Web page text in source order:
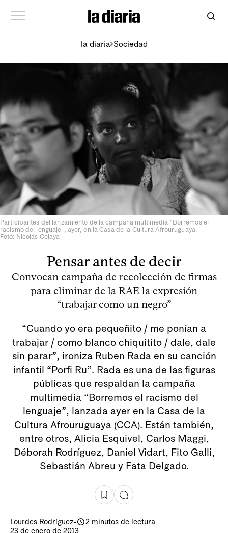
la diaria Sociedad
Participantes del lanzamiento de la campaña multimedia "Borremos el
racismo del lenguaje", ayer, en la Casa de la Cultura Afrouruguaya.
Foto: Nicolás Celaya
Pensar antes de decir
Convocan campaña de recolección de firmas
para eliminar de la RAE la expresión
“trabajar como un negro”
“Cuando yo era pequeñito / me ponían a
trabajar / como blanco chiquitito / dale, dale
sin parar”, ironiza Ruben Rada en su canción
infantil “Porfi Ru”. Rada es una de las figuras
públicas que respaldan la campaña
multimedia “Borremos el racismo del
lenguaje”, lanzada ayer en la Casa de la
Cultura Afrouruguaya (CCA). Están también,
entre otros, Alicia Esquivel, Carlos Maggi,
Déborah Rodríguez, Daniel Vidart, Fito Galli,
Sebastián Abreu y Fata Delgado.
Lourdes Rodríguez-
2 minutos de lectura
23 de enero de 2013